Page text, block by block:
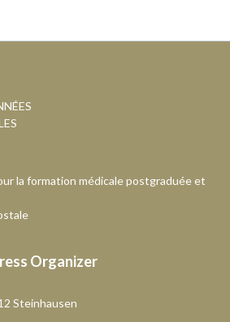
la formation médicale postgraduée et
Organizer
Steinhausen